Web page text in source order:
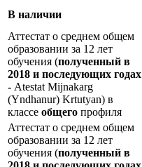
В наличии
Аттестат о среднем общем
образовании за 12 лет
обучения (полученный в
2018 и последующих годах
- Atestat Mijnakarg
(Yndhanur) Krtutyan) в
классе общего профиля
Аттестат о среднем общем
образовании за 12 лет
обучения (полученный в